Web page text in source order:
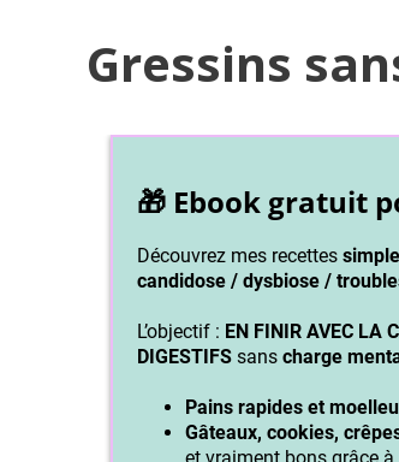
Gressins